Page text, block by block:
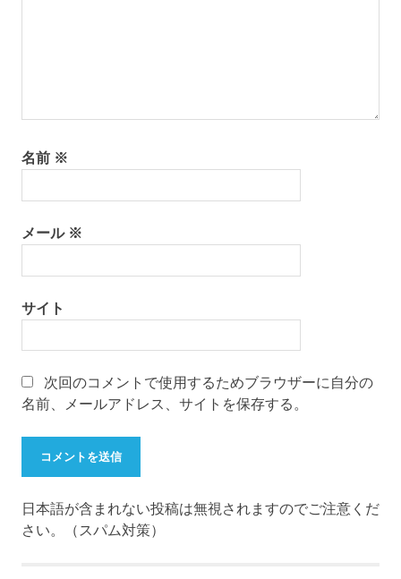
名前 ※
メール ※
サイト
次回のコメントで使用するためブラウザーに自分の
名前、メールアドレス、サイトを保存する。
日本語が含まれない投稿は無視されますのでご注意くだ
さい。（スパム対策）